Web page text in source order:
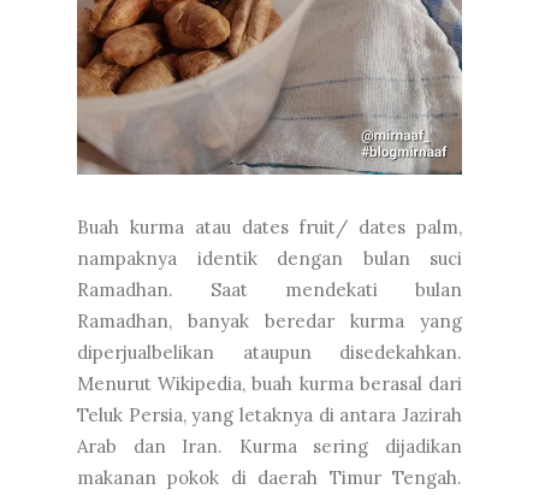
Buah kurma atau dates fruit/ dates palm,
nampaknya identik dengan bulan suci
Ramadhan. Saat mendekati bulan
Ramadhan, banyak beredar kurma yang
diperjualbelikan ataupun disedekahkan.
Menurut Wikipedia, buah kurma berasal dari
Teluk Persia, yang letaknya di antara Jazirah
Arab dan Iran. Kurma sering dijadikan
makanan pokok di daerah Timur Tengah.